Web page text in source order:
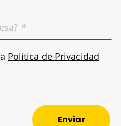
*
Política de Privacidad
Enviar